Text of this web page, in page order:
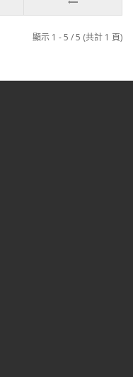
顯示 1 - 5 / 5 (共計 1 頁)